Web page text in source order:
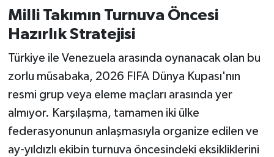
Milli Takımın Turnuva Öncesi
Hazırlık Stratejisi
Türkiye ile Venezuela arasında oynanacak olan bu
zorlu müsabaka, 2026 FIFA Dünya Kupası'nın
resmi grup veya eleme maçları arasında yer
almıyor. Karşılaşma, tamamen iki ülke
federasyonunun anlaşmasıyla organize edilen ve
ay-yıldızlı ekibin turnuva öncesindeki eksikliklerini